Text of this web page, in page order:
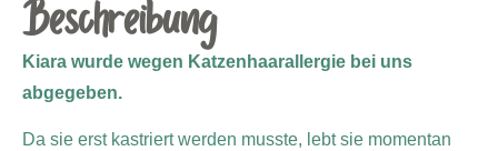
Beschreibung
Kiara wurde wegen Katzenhaarallergie bei uns
abgegeben.
Da sie erst kastriert werden musste, lebt sie momentan